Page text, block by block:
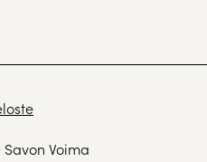
Voima